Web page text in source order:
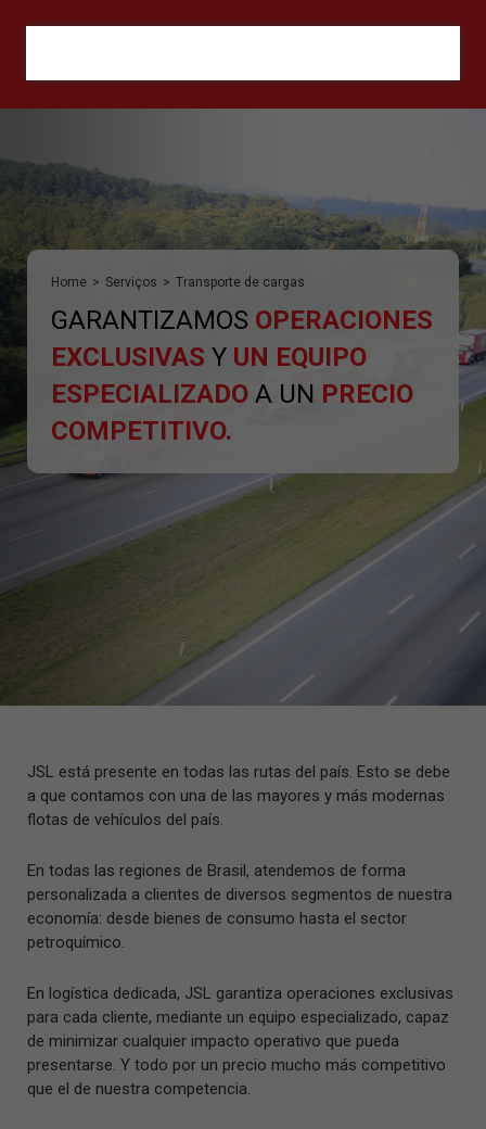
Home > Serviços > Transporte de cargas
GARANTIZAMOS OPERACIONES
EXCLUSIVAS Y UN EQUIPO
ESPECIALIZADO A UN PRECIO
COMPETITIVO.
JSL está presente en todas las rutas del país. Esto se debe
a que contamos con una de las mayores y más modernas
flotas de vehículos del país.
En todas las regiones de Brasil, atendemos de forma
personalizada a clientes de diversos segmentos de nuestra
economía: desde bienes de consumo hasta el sector
petroquímico.
En logística dedicada, JSL garantiza operaciones exclusivas
para cada cliente, mediante un equipo especializado, capaz
de minimizar cualquier impacto operativo que pueda
presentarse. Y todo por un precio mucho más competitivo
que el de nuestra competencia.